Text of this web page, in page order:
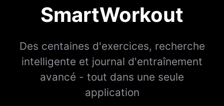
SmartWorkout
Des centaines d'exercices, recherche
intelligente et journal d'entraînement
avancé - tout dans une seule
application